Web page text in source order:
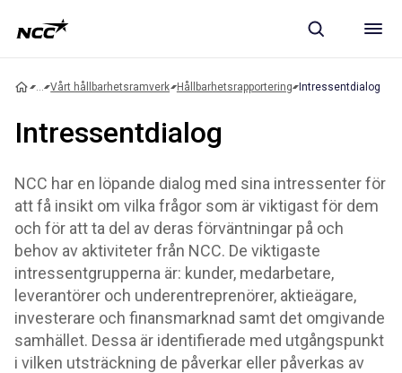
... Vårt hållbarhetsramverk Hållbarhetsrapportering Intressentdialog
Intressentdialog
NCC har en löpande dialog med sina intressenter för
att få insikt om vilka frågor som är viktigast för dem
och för att ta del av deras förväntningar på och
behov av aktiviteter från NCC. De viktigaste
intressentgrupperna är: kunder, medarbetare,
leverantörer och underentreprenörer, aktieägare,
investerare och finansmarknad samt det omgivande
samhället. Dessa är identifierade med utgångspunkt
i vilken utsträckning de påverkar eller påverkas av